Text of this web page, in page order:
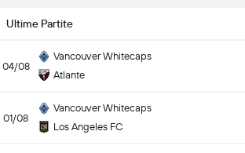
Ultime Partite
04/08
Vancouver Whitecaps
Atlante
01/08
Vancouver Whitecaps
Los Angeles FC